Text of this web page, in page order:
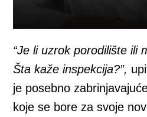
“Je li uzrok porodilište ili
Šta kaže inspekcija?”,
je posebno
koje se bore za svoje